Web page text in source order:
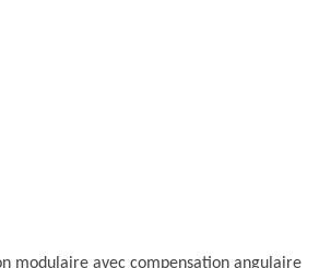
modulaire avec compensation angulaire